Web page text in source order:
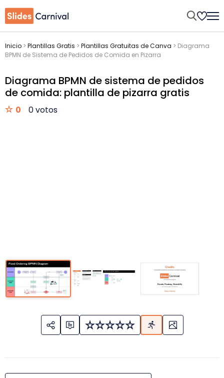
Inicio > Plantillas Gratis > Plantillas Gratuitas de Canva > Diagrama
BPMN de Sistema de Pedidos de Comida en Pizarra
Diagrama BPMN de sistema de pedidos
de comida: plantilla de pizarra gratis
0 0 votos